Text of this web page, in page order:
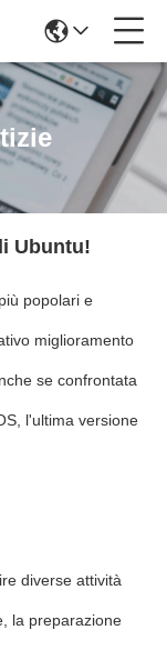
Ubuntu!
popolari e
miglioramento
se confrontata
l'ultima versione
diverse attività
la preparazione